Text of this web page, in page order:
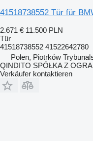
41518738552 Tür für
2.671 € 11.500 PLN
Tür
41518738552 41522642780
Polen, Piotrków
QINDITO SPÓŁKA Z
Verkäufer kontaktieren